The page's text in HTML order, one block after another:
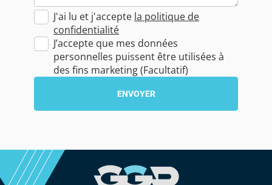
J'ai lu et j'accepte la politique de
confidentialité
J’accepte que mes données
personnelles puissent être utilisées à
des fins marketing (Facultatif)
ENVOYER